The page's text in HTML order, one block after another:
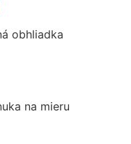
obhliadka
na mieru